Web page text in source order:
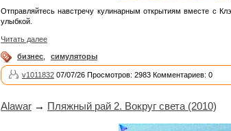
Отправляйтесь навстречу кулинарным открытиям вместе с
улыбкой.
Читать далее
бизнес симуляторы
v1011832 07/07/26 Просмотров: 2983 Комментариев: 0
Alawar → Пляжный рай 2. Вокруг света (2010)